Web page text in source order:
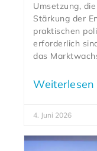
Umsetzung,
Stärkung der
praktischen
erforderlich
das
Weiterlesen
4. Juni 2026